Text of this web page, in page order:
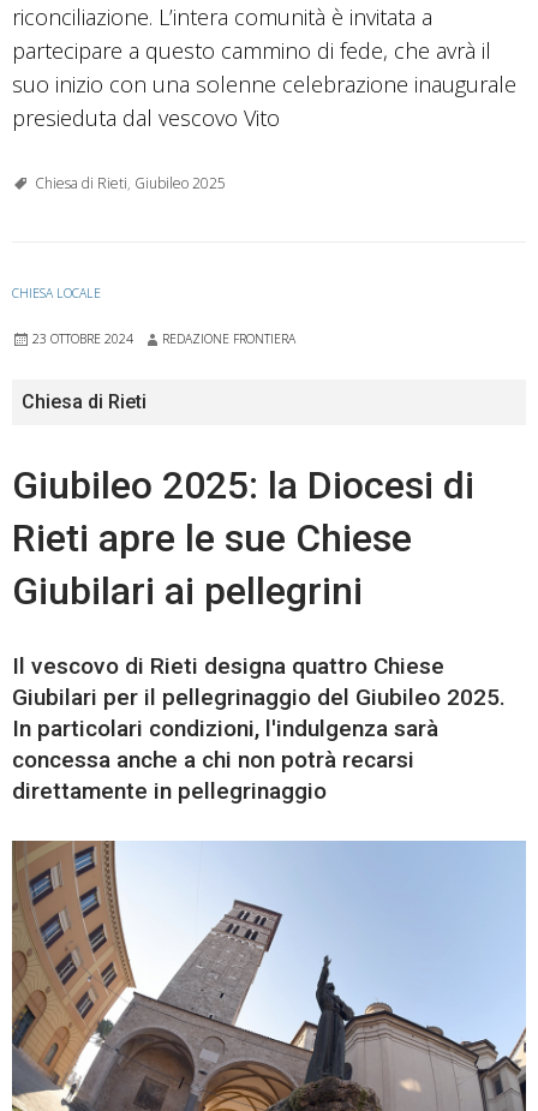
riconciliazione. L’intera comunità è invitata a
partecipare a questo cammino di fede, che avrà il
suo inizio con una solenne celebrazione inaugurale
presieduta dal vescovo Vito
Chiesa di Rieti, Giubileo 2025
CHIESA LOCALE
23 OTTOBRE 2024 REDAZIONE FRONTIERA
Chiesa di Rieti
Giubileo 2025: la Diocesi di
Rieti apre le sue Chiese
Giubilari ai pellegrini
Il vescovo di Rieti designa quattro Chiese
Giubilari per il pellegrinaggio del Giubileo 2025.
In particolari condizioni, l'indulgenza sarà
concessa anche a chi non potrà recarsi
direttamente in pellegrinaggio